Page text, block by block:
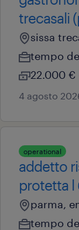
trecasali
sissa
tempo
22.000 €
4 agosto
operational
addetto
protetta
parma,
tempo